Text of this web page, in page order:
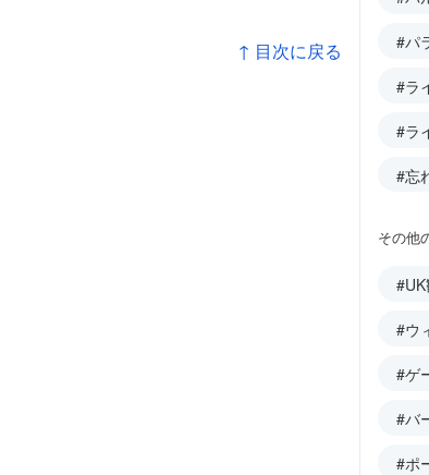
↑ 目次に戻る #パ
#ラ
#ラ
#忘
その他
#ウ
#ゲ
#バ
#ポ